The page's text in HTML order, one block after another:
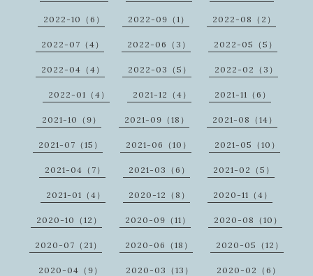
2022-10（6） 2022-09（1） 2022-08（2）
2022-07（4） 2022-06（3） 2022-05（5）
2022-04（4） 2022-03（5） 2022-02（3）
2022-01（4） 2021-12（4） 2021-11（6）
2021-10（9） 2021-09（18） 2021-08（14）
2021-07（15） 2021-06（10） 2021-05（10）
2021-04（7） 2021-03（6） 2021-02（5）
2021-01（4） 2020-12（8） 2020-11（4）
2020-10（12） 2020-09（11） 2020-08（10）
2020-07（21） 2020-06（18） 2020-05（12）
2020-04（9） 2020-03（13） 2020-02（6）